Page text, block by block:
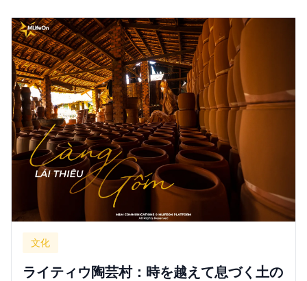
文化
ライティウ陶芸村：時を越えて息づく土の